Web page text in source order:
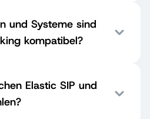
und Systeme sind
kompatibel?
Elastic SIP und